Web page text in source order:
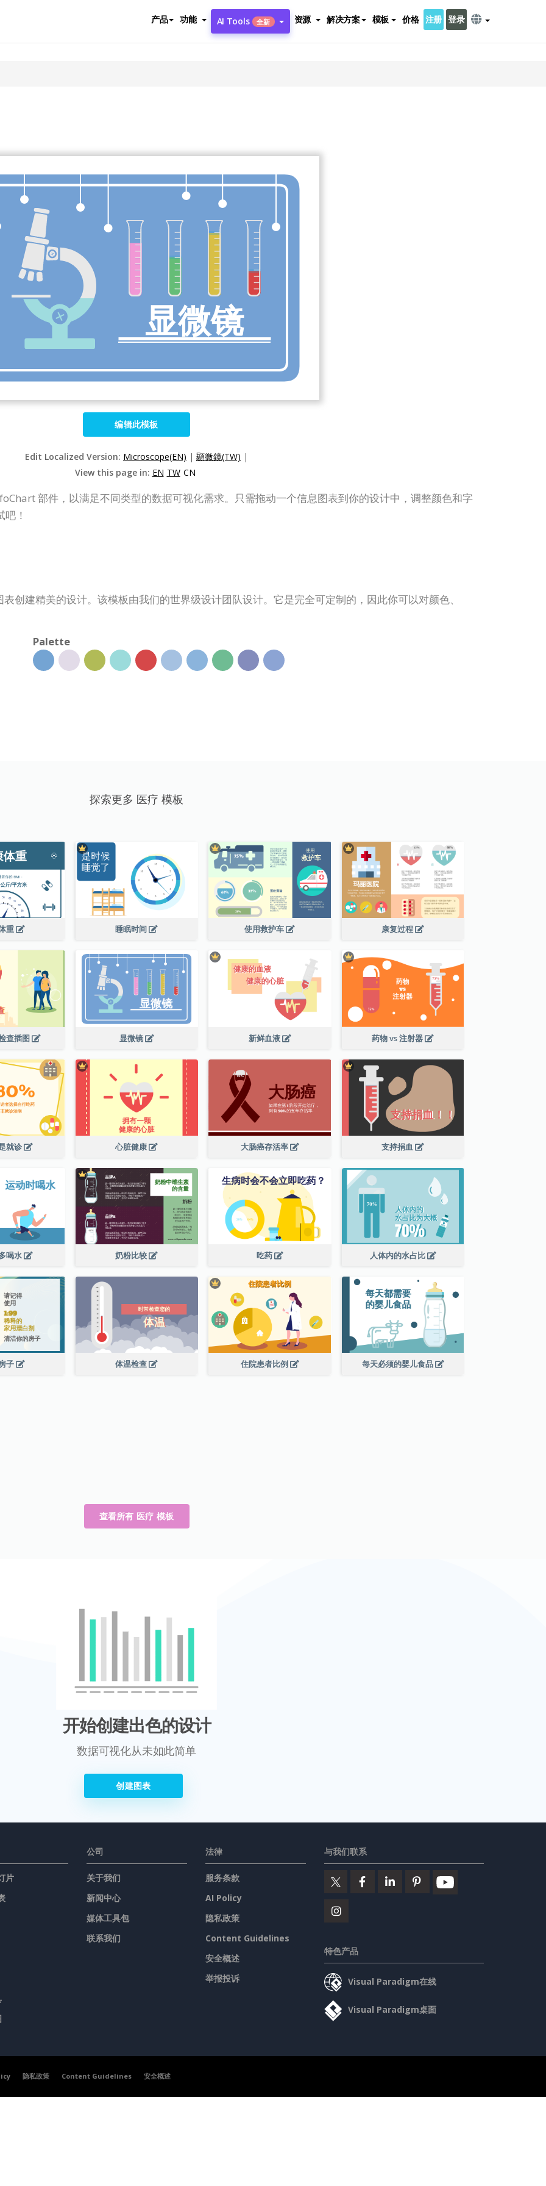
产品 功能 AI Tools 全新 资源 解决方案 模板 价格 注册 登录
编辑此模板
Edit Localized Version: Microscope(EN) | 顯微鏡(TW) |
View this page in: EN TW CN
部件，以满足不同类型的数据可视化需求。只需拖动一个信息图表到你的设计中，调整颜色和字
！
创建精美的设计。该模板由我们的世界级设计团队设计。它是完全可定制的，因此你可以对颜色、
Palette
探索更多 医疗 模板
重 睡眠时间 使用救护车 康复过程
查插图 显微镜 新鲜血液 药物 vs 注射器
就诊 心脏健康 大肠癌存活率 支持捐血
喝水 奶粉比较 吃药 人体内的水占比
子 体温检查 住院患者比例 每天必须的婴儿食品
查看所有 医疗 模板
开始创建出色的设计
数据可视化从未如此简单
创建图表
片
公司
关于我们
新闻中心
媒体工具包
联系我们
法律
服务条款
AI Policy
隐私政策
Content Guidelines
安全概述
举报投诉
与我们联系
特色产品
Visual Paradigm在线
Visual Paradigm桌面
隐私政策 Content Guidelines 安全概述